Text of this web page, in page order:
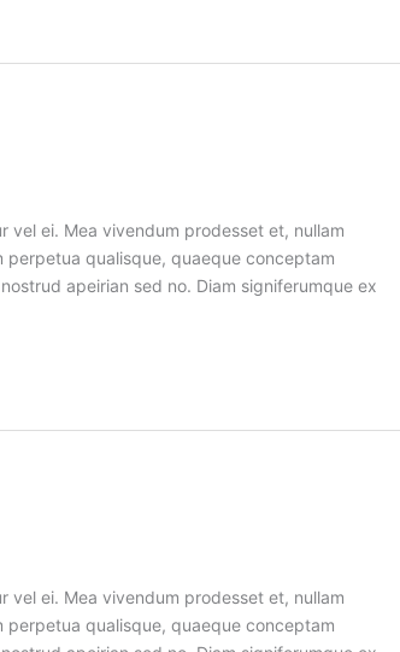
vel ei. Mea vivendum prodesset et, nullam
perpetua qualisque, quaeque conceptam
apeirian sed no. Diam signiferumque ex
vel ei. Mea vivendum prodesset et, nullam
perpetua qualisque, quaeque conceptam